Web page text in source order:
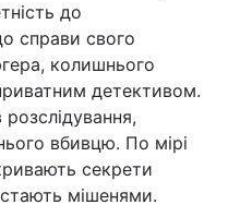
до
справи свого
колишнього
детективом.
вбивцю. По мірі
секрети
мішенями.